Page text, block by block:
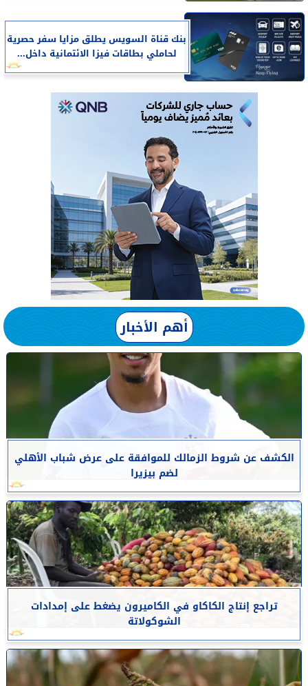
بنك قناة السويس يطلق مزايا سفر حصرية
لحاملي بطاقات فيزا الائتمانية داخل...
أهم الأخبار
الكشف عن شروط الزمالك للموافقة على عرض شباب الأهلي
لضم بيزيرا
تراجع إنتاج الكاكاو في الكاميرون يضغط على إمدادات
الشوكولاتة